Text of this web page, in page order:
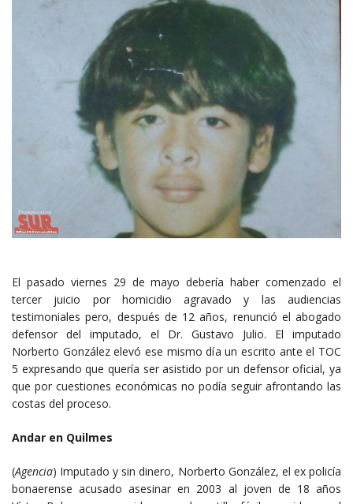
El pasado viernes 29 de mayo debería haber comenzado el
tercer juicio por homicidio agravado y las audiencias
testimoniales pero, después de 12 años, renunció el abogado
defensor del imputado, el Dr. Gustavo Julio. El imputado
Norberto González elevó ese mismo día un escrito ante el TOC
5 expresando que quería ser asistido por un defensor oficial, ya
que por cuestiones económicas no podía seguir afrontando las
costas del proceso.
Andar en Quilmes
(Agencia) Imputado y sin dinero, Norberto González, el ex policía
bonaerense acusado asesinar en 2003 al joven de 18 años